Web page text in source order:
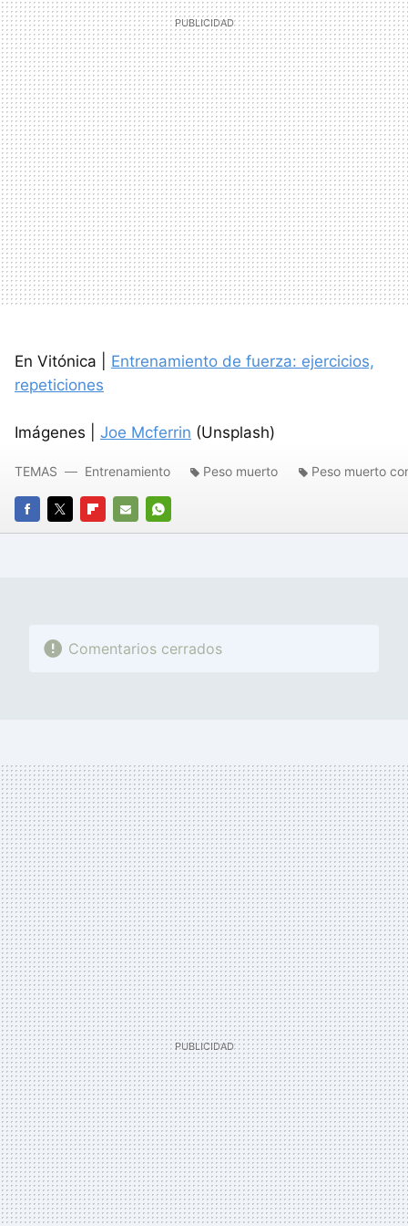
En Vitónica | Entrenamiento de fuerza: ejercicios,
repeticiones
Imágenes | Joe Mcferrin (Unsplash)
FACEBOOK
TWITTERFLIPBOARD
E-
WHATSAPP
TEMAS Entrenamiento Peso muerto Peso muerto
Comentarios cerrados